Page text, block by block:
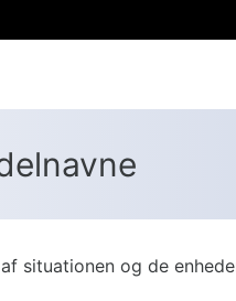
situationen og de